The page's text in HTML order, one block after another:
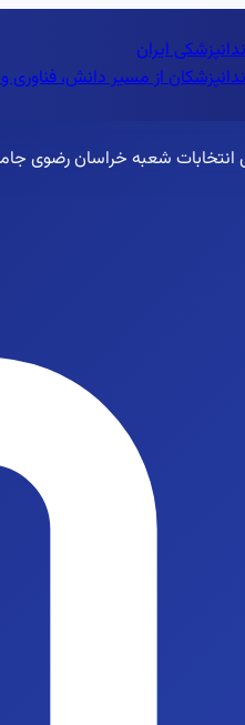
ایران
از مسیر دانش، فناوری
انتخابات شعبه خراسان رضوی